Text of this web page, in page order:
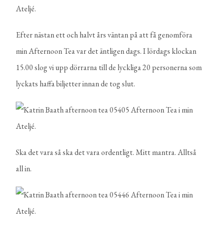
Efter nästan ett och halvt års väntan på att få genomföra
min Afternoon Tea var det äntligen dags. I lördags klockan
15.00 slog vi upp dörrarna till de lyckliga 20 personerna som
lyckats haffa biljetter innan de tog slut.
Ska det vara så ska det vara ordentligt. Mitt mantra. Alltså
all in.